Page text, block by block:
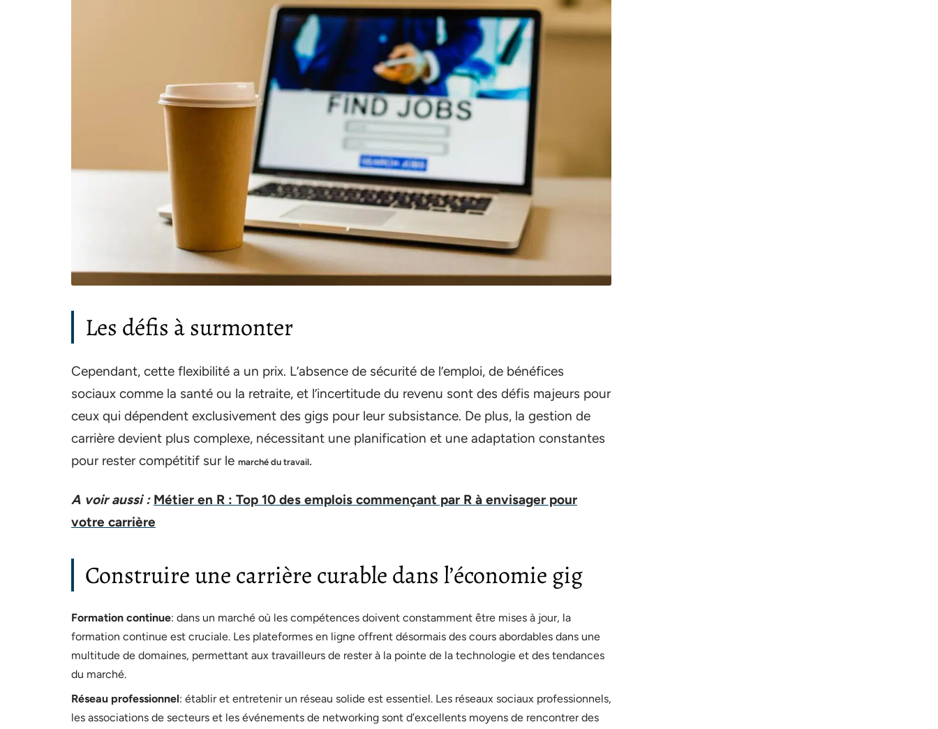
Les défis à surmonter
Cependant, cette flexibilité a un prix. L’absence de sécurité de l’emploi, de bénéfices
sociaux comme la santé ou la retraite, et l’incertitude du revenu sont des défis majeurs pour
ceux qui dépendent exclusivement des gigs pour leur subsistance. De plus, la gestion de
carrière devient plus complexe, nécessitant une planification et une adaptation constantes
pour rester compétitif sur le marché du travail.
A voir aussi : Métier en R : Top 10 des emplois commençant par R à envisager pour
votre carrière
Construire une carrière curable dans l’économie gig
Formation continue: dans un marché où les compétences doivent constamment être mises à jour, la
formation continue est cruciale. Les plateformes en ligne offrent désormais des cours abordables dans une
multitude de domaines, permettant aux travailleurs de rester à la pointe de la technologie et des tendances
du marché.
Réseau professionnel: établir et entretenir un réseau solide est essentiel. Les réseaux sociaux professionnels,
les associations de secteurs et les événements de networking sont d’excellents moyens de rencontrer des